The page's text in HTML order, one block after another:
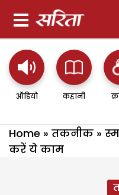
ऑडियो कहानी
Home » तकनीक »
करें ये काम